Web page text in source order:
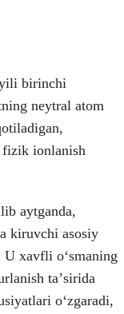
birinchi
neytral atom
fizik ionlanish
aytganda,
kiruvchi asosiy
xavfli oʻsmaning
taʼsirida
oʻzgaradi,